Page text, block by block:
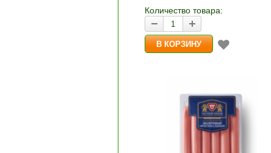
Количество товара: